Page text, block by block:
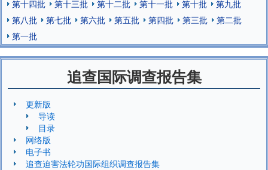
第十四批
第十三批 第十二批 第十一批 第十批
第九批
第八批
第七批 第六批 第五批 第四批 第三批
第二批
第一批
追查国际调查报告集
更新版
导读
目录
网络版
电子书
追查迫害法轮功国际组织调查报告集